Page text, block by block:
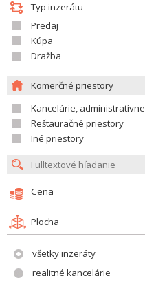
Typ inzerátu
Predaj
Kúpa
Dražba
Komerčné priestory
Kancelárie, administratívne priestory
Reštauračné priestory
Iné priestory
Cena
Plocha
všetky inzeráty
realitné kancelárie